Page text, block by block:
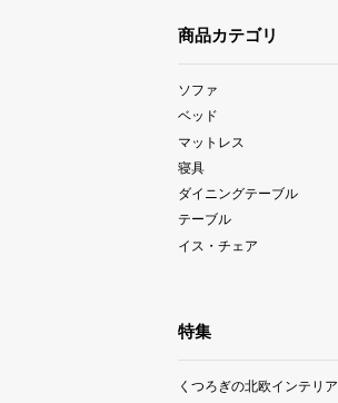
商品カテゴリ
ソファ
ベッド
マットレス
寝具
ダイニングテーブル
テーブル
イス・チェア
特集
くつろぎの北欧インテリア